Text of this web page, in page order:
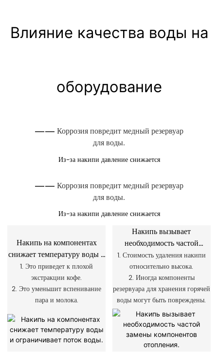
Влияние качества воды на
оборудование
Из-за накипи давление снижается
—— Коррозия повредит медный резервуар
для воды.
Из-за накипи давление снижается
—— Коррозия повредит медный резервуар
для воды.
Накипь на компонентах
снижает температуру воды и
ограничивает поток воды.
1. Это приведет к плохой
экстракции кофе.
2. Это уменьшит вспенивание
пара и молока.
Накипь вызывает
необходимость частой
замены компонентов
отопления.
1. Стоимость удаления накипи
относительно высока.
2. Иногда компоненты
резервуара для хранения горячей
воды могут быть повреждены.